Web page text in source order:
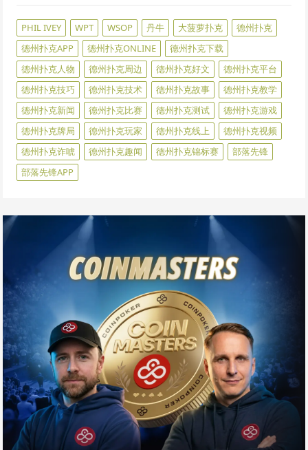
PHIL IVEY WPT WSOP 丹牛 大菠萝扑克
德州扑克
德州扑克APP
德州扑克ONLINE
德州扑克下载
德州扑克人物
德州扑克周边 德州扑克好文
德州扑克平台
德州扑克技巧
德州扑克技术 德州扑克故事
德州扑克教学
德州扑克新闻
德州扑克比赛 德州扑克测试
德州扑克游戏
德州扑克牌局
德州扑克玩家 德州扑克线上
德州扑克视频
德州扑克诈唬
德州扑克趣闻 德州扑克锦标赛
部落先锋
部落先锋APP